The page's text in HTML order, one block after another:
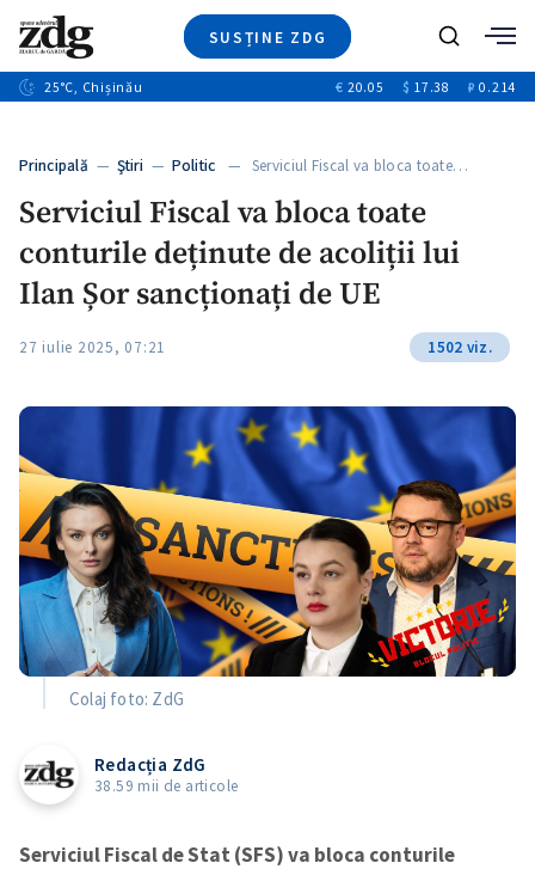
SUSȚINE ZDG
Ştiri
+12
Video
Special
Blog
Caută
25°C, Chișinău € 20.05 $ 17.38 ₽ 0.214
Principală — Ştiri — Politic — Serviciul Fiscal va bloca toate…
Serviciul Fiscal va bloca toate
conturile deținute de acoliții lui
Ilan Șor sancționați de UE
27 iulie 2025, 07:21 1502 viz.
Colaj foto: ZdG
Redacția ZdG
38.59 mii de articole
Serviciul Fiscal de Stat (SFS) va bloca conturile